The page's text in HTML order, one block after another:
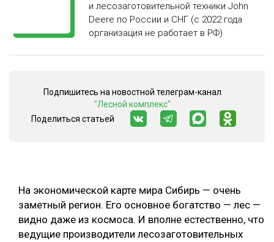
БЕЗОПАСНОЕ ПРОИЗВОДСТВО
СОРТИРОВКА ДРЕВЕСИНЫ
МЕБЕЛЬНОЕ ПРОИЗВОДСТВО
и лесозаготовительной техники John
Deere по России и СНГ (с 2022 года
организация не работает в РФ)
На экономической карте мира Сибирь — очень
заметный регион. Его основное богатство — лес —
видно даже из космоса. И вполне естественно, что
ведущие производители лесозаготовительных
Подпишитесь на новостной телеграм-канал
"Лесной комплекс"
Поделиться статьей